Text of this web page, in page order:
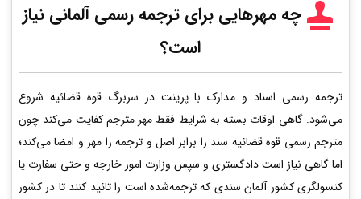
چه مهرهایی برای ترجمه رسمیآلمانی نیاز
است؟
ترجمه رسمی اسناد و مدارک با پرینت در سربرگ قوه قضائیه شروع
می‌شود. گاهی اوقات بسته به شرایط فقط مهر مترجم کفایت می‌کند چون
مترجم رسمی قوه قضائیه سند را برابر اصل و ترجمه را مهر و امضا می‌کند؛
اما گاهی نیاز است دادگستری و سپس وزارت امور خارجه و حتی سفارت یا
کنسولگری کشور آلمان سندی که ترجمه‌شده است را تائید کنند تا در کشور